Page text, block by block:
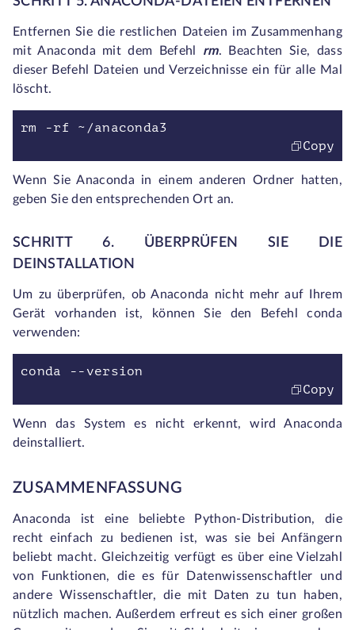
Entfernen Sie die restlichen Dateien im Zusammenhang
mit Anaconda mit dem Befehl rm. Beachten Sie, dass
dieser Befehl Dateien und Verzeichnisse ein für alle Mal
löscht.
rm -rf ~/anaconda3
Copy
Wenn Sie Anaconda in einem anderen Ordner hatten,
geben Sie den entsprechenden Ort an.
SCHRITT 6. ÜBERPRÜFEN SIE DIE
DEINSTALLATION
Um zu überprüfen, ob Anaconda nicht mehr auf Ihrem
Gerät vorhanden ist, können Sie den Befehlconda
verwenden:
conda --version
Copy
Wenn das System es nicht erkennt, wird Anaconda
deinstalliert.
ZUSAMMENFASSUNG
Anaconda ist eine beliebte Python-Distribution, die
recht einfach zu bedienen ist, was sie bei Anfängern
beliebt macht. Gleichzeitig verfügt es über eine Vielzahl
von Funktionen, die es für Datenwissenschaftler und
andere Wissenschaftler, die mit Daten zu tun haben,
nützlich machen. Außerdem erfreut es sich einer großen